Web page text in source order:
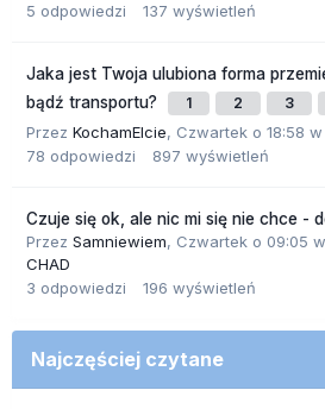
5 odpowiedzi 137 wyświetleń
Jaka jest Twoja ulubiona forma
bądź transportu?
1 2 3
Przez KochamElcie, Czwartek o 18:58 w
78 odpowiedzi 897 wyświetleń
Czuje się ok, ale nic mi się nie chce -
Przez Samniewiem, Czwartek o 09:05 w
CHAD
3 odpowiedzi 196 wyświetleń
Najczęściej czytane